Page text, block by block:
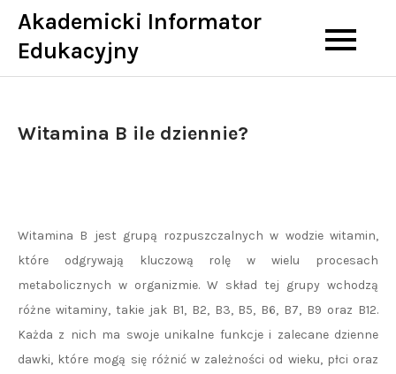
Skip
content
Akademicki Informator
Edukacyjny
Witamina B ile dziennie?
Witamina B jest grupą rozpuszczalnych w wodzie witamin,
które odgrywają kluczową rolę w wielu procesach
metabolicznych w organizmie. W skład tej grupy wchodzą
różne witaminy, takie jak B1, B2, B3, B5, B6, B7, B9 oraz B12.
Każda z nich ma swoje unikalne funkcje i zalecane dzienne
dawki, które mogą się różnić w zależności od wieku, płci oraz